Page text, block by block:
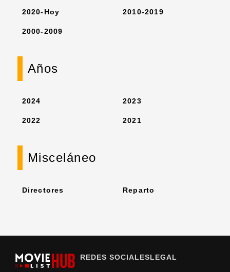
2020-Hoy
2000-2009
2010-2019
Años
2024
2022
2023
2021
Misceláneo
Directores Reparto
REDES SOCIALESLEGAL